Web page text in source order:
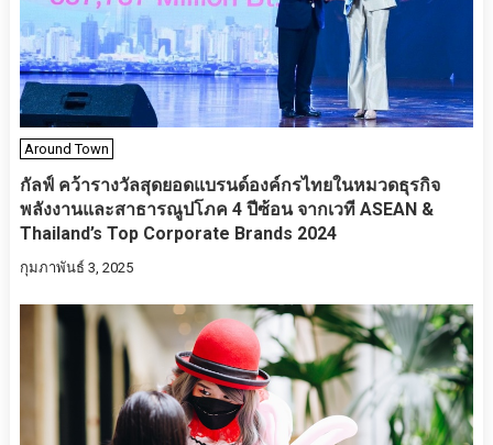
Around Town
กัลฟ์ คว้ารางวัลสุดยอดแบรนด์องค์กรไทยในหมวดธุรกิจ
พลังงานและสาธารณูปโภค 4 ปีซ้อน จากเวที ASEAN &
Thailand’s Top Corporate Brands 2024
กุมภาพันธ์ 3, 2025